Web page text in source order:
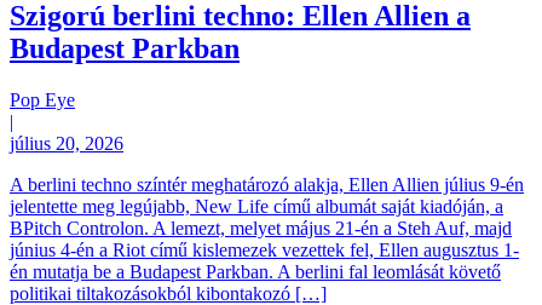
Szigorú berlini techno: Ellen Allien a
Budapest Parkban
Pop Eye
|
július 20, 2026
A berlini techno színtér meghatározó alakja, Ellen Allien július 9-én
jelentette meg legújabb, New Life című albumát saját kiadóján, a
BPitch Controlon. A lemezt, melyet május 21-én a Steh Auf, majd
június 4-én a Riot című kislemezek vezettek fel, Ellen augusztus 1-
én mutatja be a Budapest Parkban. A berlini fal leomlását követő
politikai tiltakozásokból kibontakozó […]